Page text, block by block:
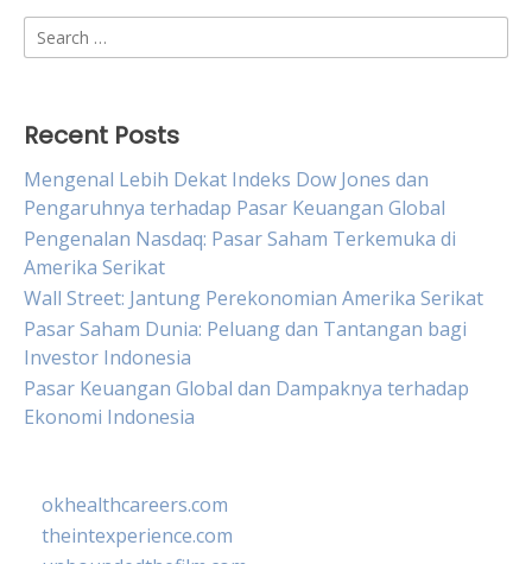
Search
for:
Recent Posts
Mengenal Lebih Dekat Indeks Dow Jones dan
Pengaruhnya terhadap Pasar Keuangan Global
Pengenalan Nasdaq: Pasar Saham Terkemuka di
Amerika Serikat
Wall Street: Jantung Perekonomian Amerika Serikat
Pasar Saham Dunia: Peluang dan Tantangan bagi
Investor Indonesia
Pasar Keuangan Global dan Dampaknya terhadap
Ekonomi Indonesia
okhealthcareers.com
theintexperience.com